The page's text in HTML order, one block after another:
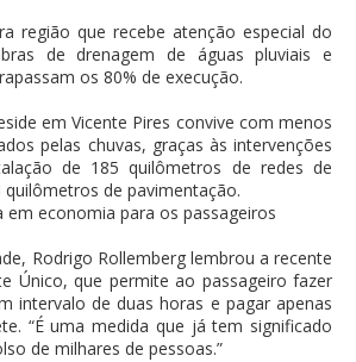
região que recebe atenção especial do
de drenagem de águas pluviais e
os 80% de execução.
em Vicente Pires convive com menos
pelas chuvas, graças às intervenções
de 185 quilômetros de redes de
quilômetros de pavimentação.
em economia para os passageiros
Rodrigo Rollemberg lembrou a recente
Único, que permite ao passageiro fazer
intervalo de duas horas e pagar apenas
“É uma medida que já tem significado
de milhares de pessoas.”